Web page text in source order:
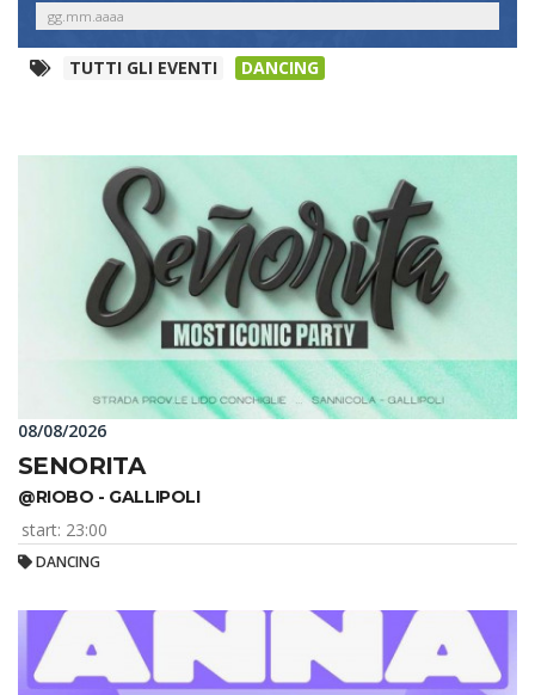
TUTTI GLI EVENTI DANCING
08/08/2026
SENORITA
@RIOBO - GALLIPOLI
start: 23:00
DANCING